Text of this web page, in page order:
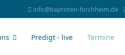
info@baptisten-forchheim.de
Predigt - live Termine